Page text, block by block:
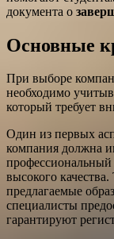
документа о
Основные
При выборе
необходимо
который требует
Один из первых
компания должна
высокого
предлагаемые
специалисты
гарантируют